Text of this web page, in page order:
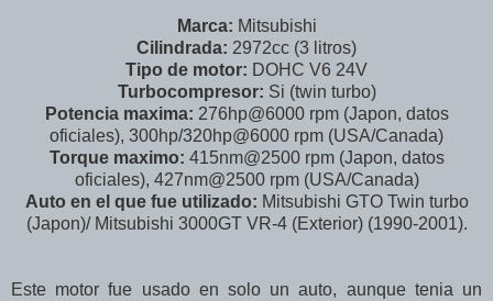
Marca: Mitsubishi
Cilindrada: 2972cc (3 litros)
Tipo de motor: DOHC V6 24V
Turbocompresor: Si (twin turbo)
Potencia maxima: 276hp@6000 rpm (Japon, datos
oficiales), 300hp/320hp@6000 rpm (USA/Canada)
Torque maximo: 415nm@2500 rpm (Japon, datos
oficiales), 427nm@2500 rpm (USA/Canada)
Auto en el que fue utilizado: Mitsubishi GTO Twin turbo
(Japon)/ Mitsubishi 3000GT VR-4 (Exterior) (1990-2001).
Este motor fue usado en solo un auto, aunque tenia un